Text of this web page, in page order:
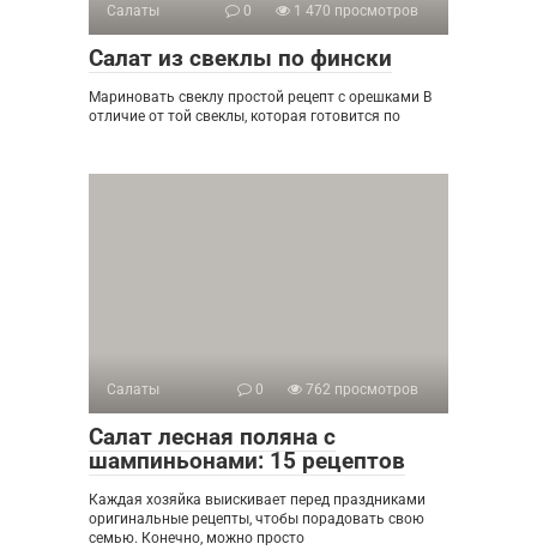
Салаты 0 1 470 просмотров
Салат из свеклы по фински
Мариновать свеклу простой рецепт с орешками В
отличие от той свеклы, которая готовится по
Салаты 0 762 просмотров
Салат лесная поляна с
шампиньонами: 15 рецептов
Каждая хозяйка выискивает перед праздниками
оригинальные рецепты, чтобы порадовать свою
семью. Конечно, можно просто